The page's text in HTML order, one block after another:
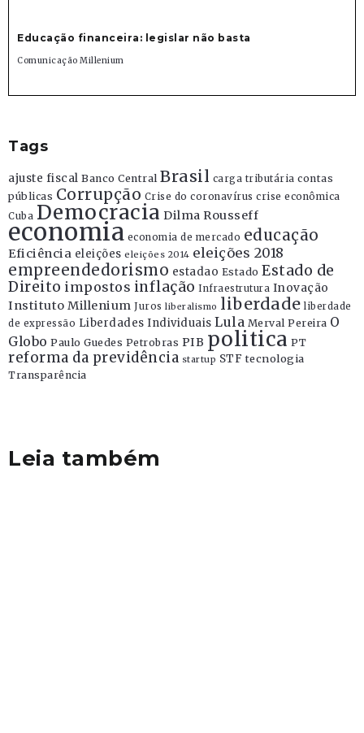
Educação financeira: legislar não basta
Comunicação Millenium
Tags
ajuste fiscal Banco Central Brasil carga tributária contas
públicas Corrupção Crise do coronavírus crise econômica
Cuba Democracia Dilma Rousseff
economia economia de mercado educação
Eficiência eleições eleições 2014 eleições 2018
empreendedorismo estadao Estado Estado de
Direito impostos inflação Infraestrutura Inovação
Instituto Millenium Juros liberalismo liberdade liberdade
de expressão Liberdades Individuais Lula Merval Pereira O
Globo Paulo Guedes Petrobras PIB politica PT
reforma da previdência startup STF tecnologia
Transparência
Leia também